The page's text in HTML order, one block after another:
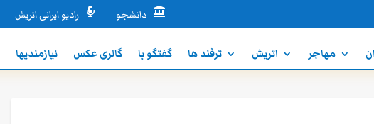
 دانشجو  رادیو ایرانی اتریش
مهاجر اتریش ترفند ها گفتگو با گالری عکس نیازمندیها